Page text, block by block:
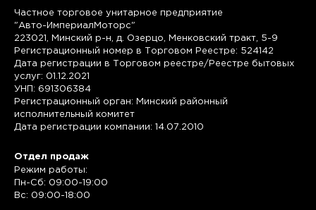
Частное торговое унитарное предприятие
"Авто-ИмпериалМоторс"
223021, Минский р-н, д. Озерцо, Менковский тракт, 5-9
Регистрационный номер в Торговом Реестре: 524142
Дата регистрации в Торговом реестре/Реестре бытовых
услуг: 01.12.2021
УНП: 691306384
Регистрационный орган: Минский районный
исполнительный комитет
Дата регистрации компании: 14.07.2010
Отдел продаж
Режим работы:
Пн-Сб: 09:00-19:00
Вс: 09:00-18:00